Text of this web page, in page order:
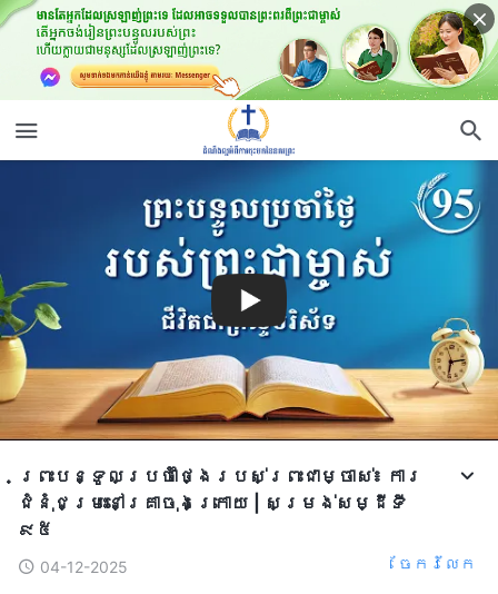
ព្រះបន្ទូលប្រចាំថ្ងៃរបស់ព្រះជាម្ចាស់៖ ការ
ជំនុំជម្រះនៅគ្រាចុងក្រោយ | សម្រង់សម្ដីទី
៩៥
04-12-2025 ចែក​រំលែក